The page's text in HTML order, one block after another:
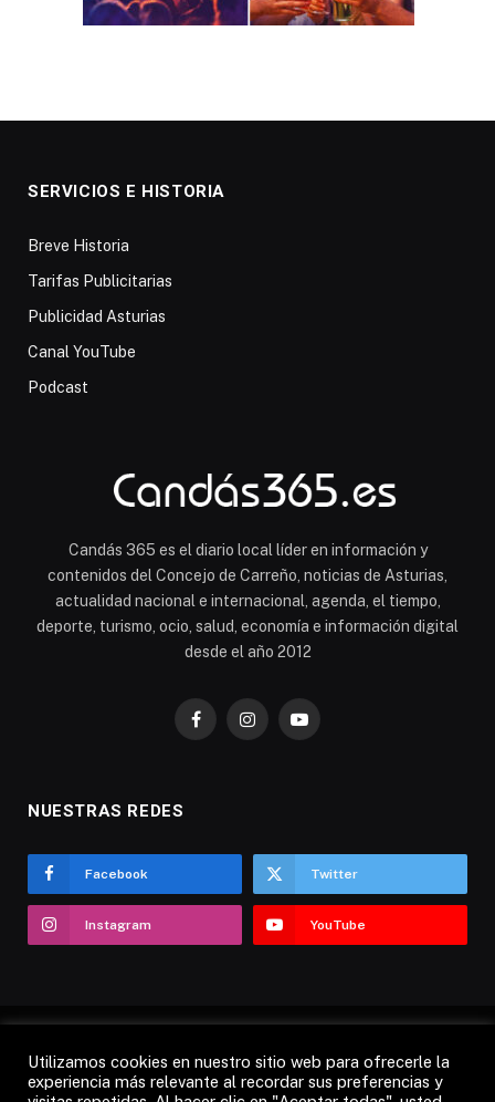
SERVICIOS E HISTORIA
Breve Historia
Tarifas Publicitarias
Publicidad Asturias
Canal YouTube
Podcast
Candás 365 es el diario local líder en información y
contenidos del Concejo de Carreño, noticias de Asturias,
actualidad nacional e internacional, agenda, el tiempo,
deporte, turismo, ocio, salud, economía e información digital
desde el año 2012
FacebookInstagramYouTube
NUESTRAS REDES
Facebook Twitter
Instagram YouTube
AVISO LEGAL POLÍTICA DE COOKIES
Utilizamos cookies en nuestro sitio web para ofrecerle la
experiencia más relevante al recordar sus preferencias y